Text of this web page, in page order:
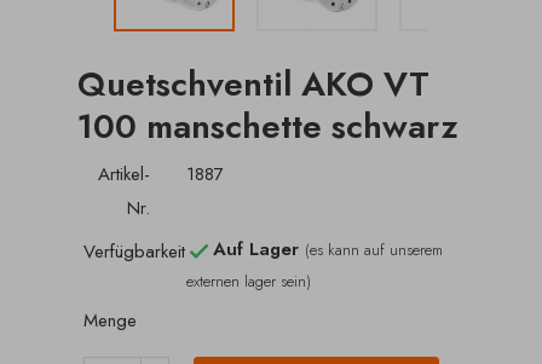
Quetschventil AKO VT
100 manschette schwarz
Artikel-
Nr.
1887
Verfügbarkeit Auf Lager (es kann auf unserem
externen lager sein)
Menge